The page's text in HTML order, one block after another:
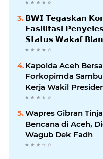
𝗕𝗪𝗜 𝗧𝗲𝗴𝗮𝘀𝗸𝗮𝗻
𝗙𝗮𝘀𝗶𝗹𝗶𝘁𝗮𝘀𝗶
𝗦𝘁𝗮𝘁𝘂𝘀 𝗪𝗮𝗸𝗮𝗳
Kapolda Aceh
Forkopimda
Kerja Wakil
Kabupaten Bireuen
Wapres Gibran
Bencana di Aceh,
Wagub Dek Fadh